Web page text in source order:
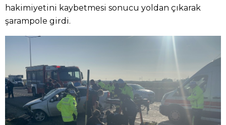
hakimiyetini kaybetmesi sonucu yoldan çıkarak
şarampole girdi.